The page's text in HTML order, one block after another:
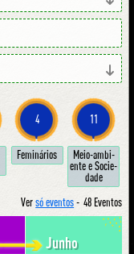
4
Fe­mi­ná­ri­os
11
Meio-am­bi­
en­te e So­ci­e­
da­de
Versó eventos- 48 Eventos
Junho